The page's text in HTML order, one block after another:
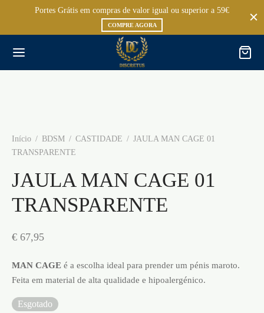
Portes Grátis em compras de valor igual ou superior a 59€
COMPRE AGORA
Início / BDSM / CASTIDADE / JAULA MAN CAGE 01
TRANSPARENTE
JAULA MAN CAGE 01
TRANSPARENTE
€ 67,95
MAN CAGE é a escolha ideal para prender um pénis maroto.
Feita em material de alta qualidade e hipoalergénico.
Esgotado